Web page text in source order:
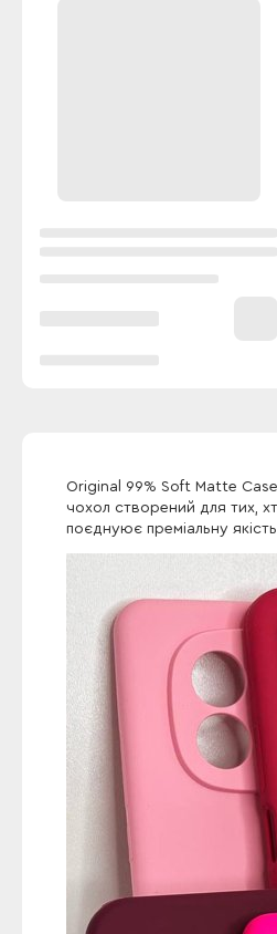
Original 99% Soft Matte
чохол створений для тих,
поєднуює преміальну